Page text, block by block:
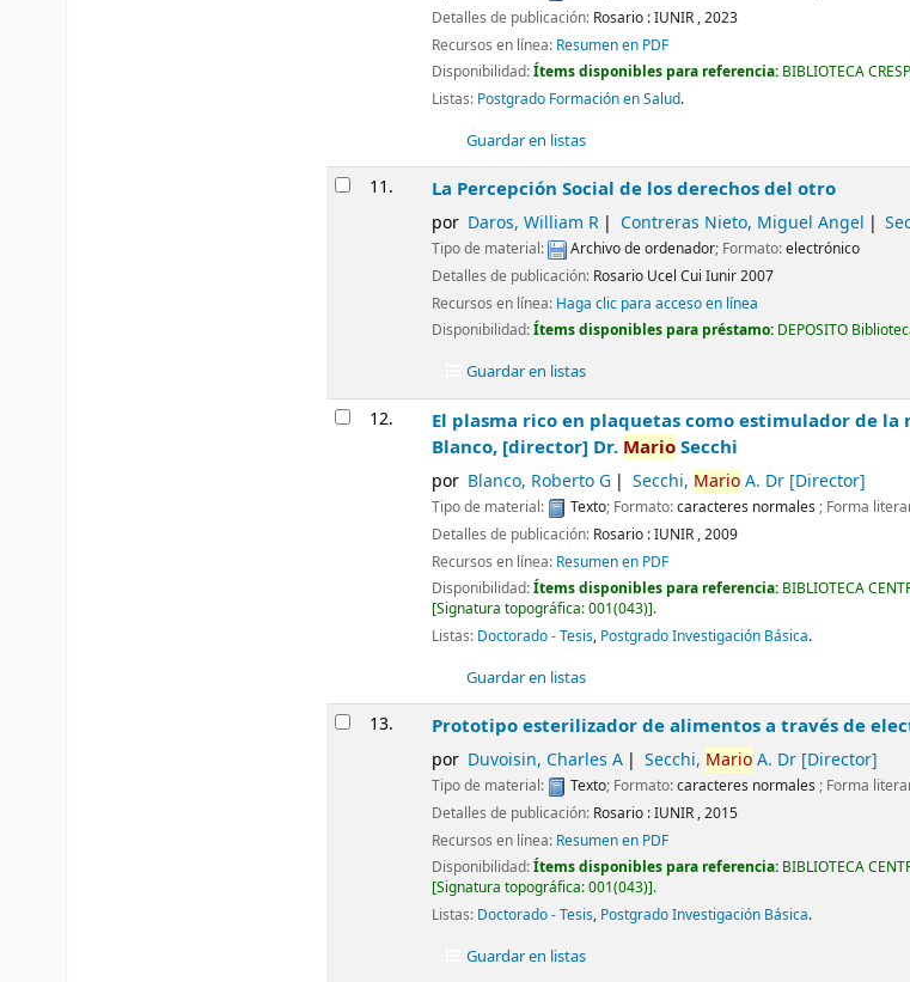
Detalles de publicación: Rosario :IUNIR ,2023
Recursos en línea: Resumen en PDF
Disponibilidad:Ítems disponibles para referencia: BIBLIOTECA
Listas: Postgrado Formación en Salud.
Guardar en listas
11. La Percepción Social de los derechos del otro
por Daros, William R Contreras Nieto, Miguel Angel
Tipo de material: Archivo de ordenador; Formato:electrónico
Detalles de publicación: Rosario Ucel Cui Iunir2007
Recursos en línea: Haga clic para acceso en línea
Disponibilidad:Ítems disponibles para préstamo: DEPOSITO
Guardar en listas
12. El plasma rico en plaquetas como estimulador de
Blanco, [director] Dr. MarioSecchi
por Blanco, Roberto G Secchi, MarioA. Dr[Director]
Tipo de material: Texto; Formato:caracteres normales; Forma
Detalles de publicación: Rosario :IUNIR ,2009
Recursos en línea: Resumen en PDF
Disponibilidad:Ítems disponibles para referencia: BIBLIOTECA
Signatura topográfica:001(043) .
Listas: Doctorado - Tesis, Postgrado Investigación Básica.
Guardar en listas
13. Prototipo esterilizador de alimentos a través de
por Duvoisin, Charles A Secchi, MarioA. Dr[Director]
Tipo de material: Texto; Formato:caracteres normales; Forma
Detalles de publicación: Rosario :IUNIR ,2015
Recursos en línea: Resumen en PDF
Disponibilidad:Ítems disponibles para referencia: BIBLIOTECA
Signatura topográfica:001(043) .
Listas: Doctorado - Tesis, Postgrado Investigación Básica.
Guardar en listas